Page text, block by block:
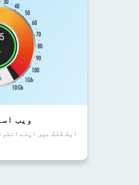
ویب
ایک کلک میں اپنے